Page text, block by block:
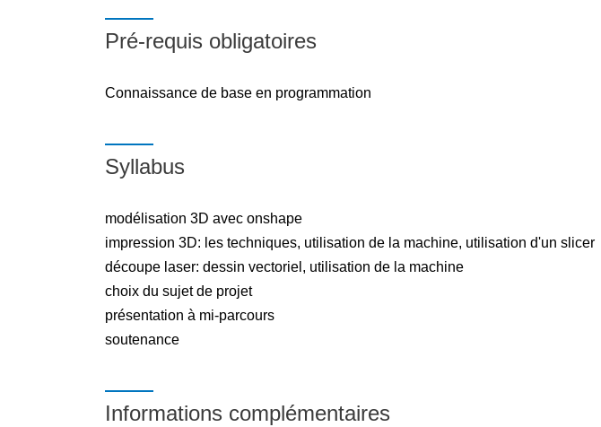
Pré-requis obligatoires
Connaissance de base en programmation
Syllabus
modélisation 3D avec onshape
impression 3D: les techniques, utilisation de la machine, utilisation d'un slicer
découpe laser: dessin vectoriel, utilisation de la machine
choix du sujet de projet
présentation à mi-parcours
soutenance
Informations complémentaires